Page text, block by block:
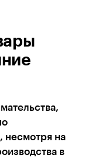
несмотря на
в